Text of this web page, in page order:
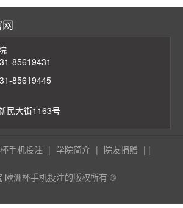
85619431
85619445
民大街1163号
手机投注 | 学院简介 | 院友捐赠 | |
欧洲杯手机投注的版权所有 ©